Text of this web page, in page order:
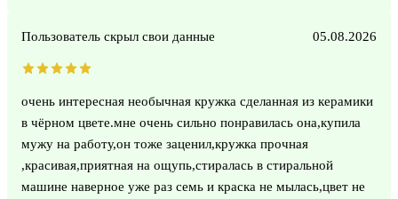
Пользователь скрыл свои данные 05.08.2026
очень интересная необычная кружка сделанная из керамики
в чёрном цвете.мне очень сильно понравилась она,купила
мужу на работу,он тоже заценил,кружка прочная
,красивая,приятная на ощупь,стиралась в стиральной
машине наверное уже раз семь и краска не мылась,цвет не